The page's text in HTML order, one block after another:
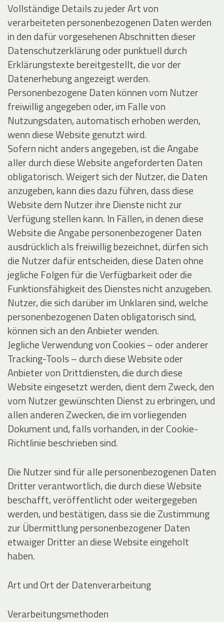
Vollständige Details zu jeder Art von
verarbeiteten personenbezogenen Daten werden
in den dafür vorgesehenen Abschnitten dieser
Datenschutzerklärung oder punktuell durch
Erklärungstexte bereitgestellt, die vor der
Datenerhebung angezeigt werden.
Personenbezogene Daten können vom Nutzer
freiwillig angegeben oder, im Falle von
Nutzungsdaten, automatisch erhoben werden,
wenn diese Website genutzt wird.
Sofern nicht anders angegeben, ist die Angabe
aller durch diese Website angeforderten Daten
obligatorisch. Weigert sich der Nutzer, die Daten
anzugeben, kann dies dazu führen, dass diese
Website dem Nutzer ihre Dienste nicht zur
Verfügung stellen kann. In Fällen, in denen diese
Website die Angabe personenbezogener Daten
ausdrücklich als freiwillig bezeichnet, dürfen sich
die Nutzer dafür entscheiden, diese Daten ohne
jegliche Folgen für die Verfügbarkeit oder die
Funktionsfähigkeit des Dienstes nicht anzugeben.
Nutzer, die sich darüber im Unklaren sind, welche
personenbezogenen Daten obligatorisch sind,
können sich an den Anbieter wenden.
Jegliche Verwendung von Cookies – oder anderer
Tracking-Tools – durch diese Website oder
Anbieter von Drittdiensten, die durch diese
Website eingesetzt werden, dient dem Zweck, den
vom Nutzer gewünschten Dienst zu erbringen, und
allen anderen Zwecken, die im vorliegenden
Dokument und, falls vorhanden, in der Cookie-
Richtlinie beschrieben sind.
Die Nutzer sind für alle personenbezogenen Daten
Dritter verantwortlich, die durch diese Website
beschafft, veröffentlicht oder weitergegeben
werden, und bestätigen, dass sie die Zustimmung
zur Übermittlung personenbezogener Daten
etwaiger Dritter an diese Website eingeholt
haben.
Art und Ort der Datenverarbeitung
Verarbeitungsmethoden